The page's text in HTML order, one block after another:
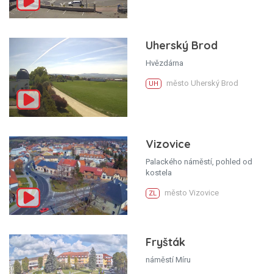
Uherský Brod
Hvězdárna
UH město Uherský Brod
Vizovice
Palackého náměstí, pohled od
kostela
ZL město Vizovice
Fryšták
náměstí Míru